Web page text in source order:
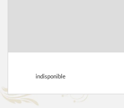
indisponible